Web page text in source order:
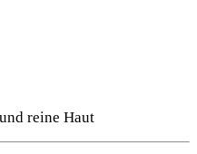
reine Haut